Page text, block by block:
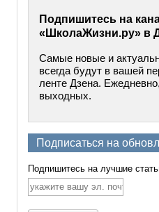
Подпишитесь на
«ШколаЖизни.ру» в
Самые новые и
всегда будут в вашей
ленте Дзена.
выходных.
Подписаться на
Подпишитесь на лучшие